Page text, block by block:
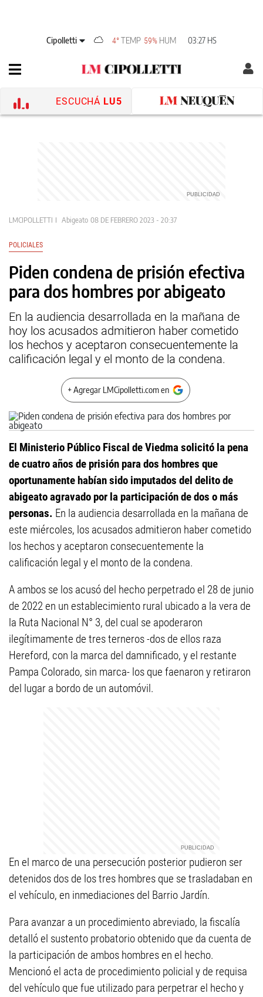
Cipolletti 4°TEMP 59% HUM 03:27 HS
ESCUCHÁ LU5
LMCIPOLLETTI Abigeato 08 DE FEBRERO 2023 - 20:37
POLICIALES
Piden condena de prisión efectiva
para dos hombres por abigeato
En la audiencia desarrollada en la mañana de
hoy los acusados admitieron haber cometido
los hechos y aceptaron consecuentemente la
calificación legal y el monto de la condena.
+ Agregar LMCipolletti.com en
El Ministerio Público Fiscal de Viedma solicitó la pena
de cuatro años de prisión para dos hombres que
oportunamente habían sido imputados del delito de
abigeato agravado por la participación de dos o más
personas. En la audiencia desarrollada en la mañana de
este miércoles, los acusados admitieron haber cometido
los hechos y aceptaron consecuentemente la
calificación legal y el monto de la condena.
A ambos se los acusó del hecho perpetrado el 28 de junio
de 2022 en un establecimiento rural ubicado a la vera de
la Ruta Nacional N° 3, del cual se apoderaron
ilegítimamente de tres terneros -dos de ellos raza
Hereford, con la marca del damnificado, y el restante
Pampa Colorado, sin marca- los que faenaron y retiraron
del lugar a bordo de un automóvil.
En el marco de una persecución posterior pudieron ser
detenidos dos de los tres hombres que se trasladaban en
el vehículo, en inmediaciones del Barrio Jardín.
Para avanzar a un procedimiento abreviado, la fiscalía
detalló el sustento probatorio obtenido que da cuenta de
la participación de ambos hombres en el hecho.
Mencionó el acta de procedimiento policial y de requisa
del vehículo que fue utilizado para perpetrar el hecho y